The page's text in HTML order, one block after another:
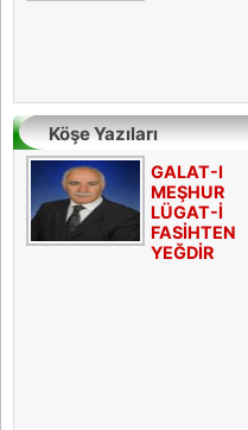
Köşe Yazıları
GALAT-I
MEŞHUR
LÜGAT-İ
FASİHTEN
YEĞDİR